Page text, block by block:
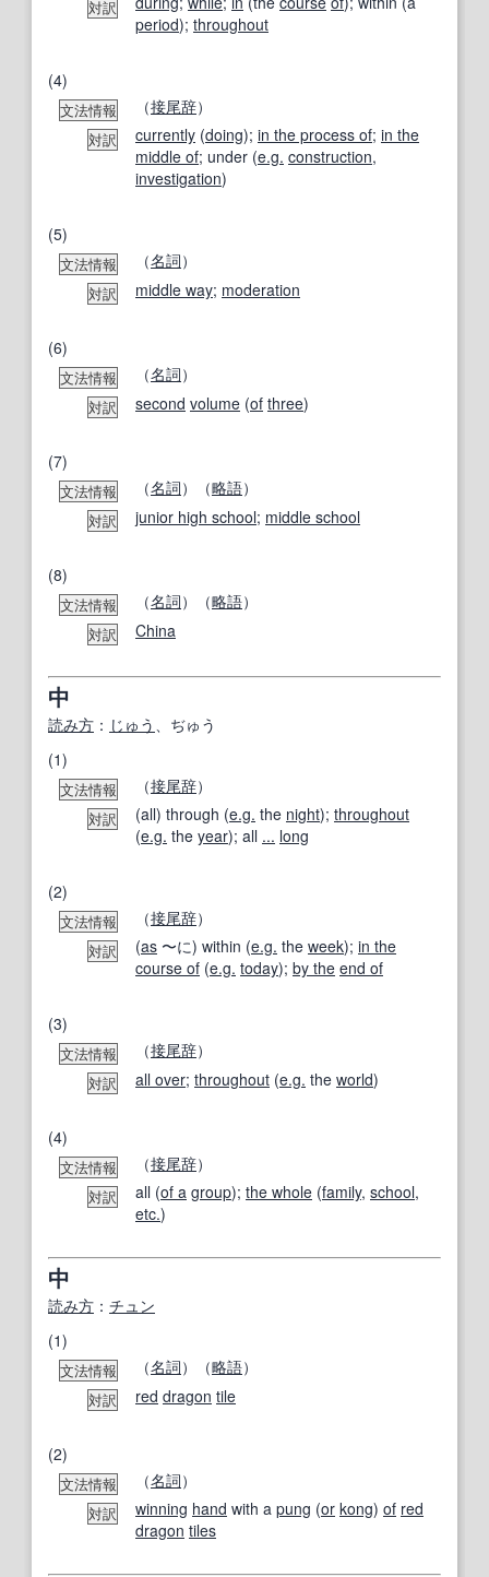
対訳
period); throughout
(4)
文法情報 （接尾辞）
対訳 currently (doing); in the process of; in the
middle of; under (e.g. construction,
investigation)
(5)
文法情報 （名詞）
対訳 middle way; moderation
(6)
文法情報 （名詞）
対訳 second volume (of three)
(7)
文法情報 （名詞）（略語）
対訳 junior high school; middle school
(8)
文法情報 （名詞）（略語）
対訳 China
中
読み方 ： じゅう 、ぢゅう
(1)
文法情報 （接尾辞）
対訳 (all) through (e.g. the night); throughout
(e.g. the year); all ... long
(2)
文法情報 （接尾辞）
対訳 (as 〜に) within (e.g. the week); in the
course of (e.g. today); by the end of
(3)
文法情報 （接尾辞）
対訳 all over; throughout (e.g. the world)
(4)
文法情報 （接尾辞）
対訳 all (of a group); the whole (family, school,
etc.)
中
読み方 ： チュン
(1)
文法情報 （名詞）（略語）
対訳 red dragon tile
(2)
文法情報 （名詞）
対訳 winning hand with a pung (or kong) of red
dragon tiles